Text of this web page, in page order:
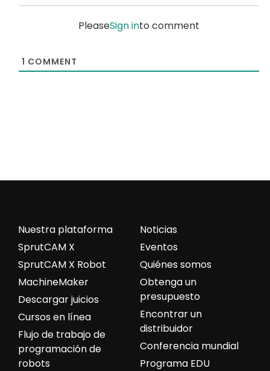
PleaseSign into comment
1 COMMENT
Noticias
Eventos
Quiénes somos
Obtenga un
presupuesto
Encontrar un
distribuidor
Conferencia mundial
Programa EDU
Nuestra plataforma
SprutCAM X
SprutCAM X Robot
MachineMaker
Descargar juicios
Cursos en línea
Flujo de trabajo de
programación de
robots